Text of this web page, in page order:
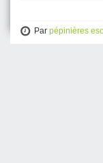
Par pépinières